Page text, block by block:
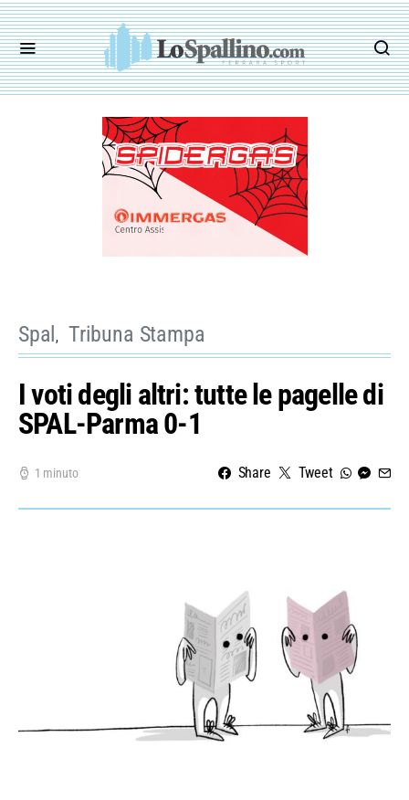
Spal Tribuna Stampa
I voti degli altri: tutte le pagelle di
SPAL-Parma 0-1
1 minuto Share Tweet